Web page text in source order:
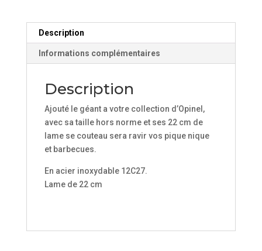
boîteDescription
Informations complémentaires
Description
Ajouté le géant a votre collection d’Opinel,
avec sa taille hors norme et ses 22 cm de
lame se couteau sera ravir vos pique nique
et barbecues.
En acier inoxydable 12C27.
Lame de 22 cm